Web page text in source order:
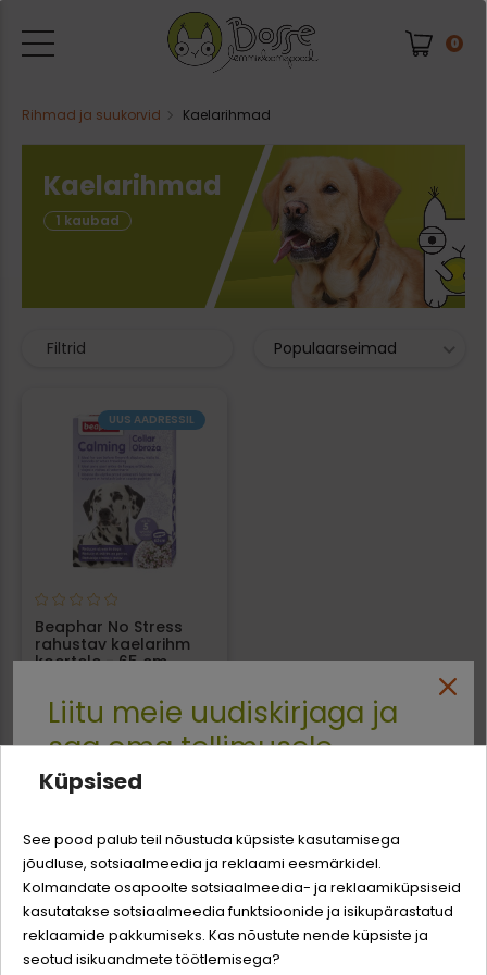
0
Rihmad ja suukorvid Kaelarihmad
Kaelarihmad
1 kaubad
Filtrid Populaarseimad
UUS AADRESSIL
Beaphar No Stress
rahustav kaelarihm
koertele - 65 cm
Logi sisse
Registreeru
Liitu meie uudiskirjaga ja
saa oma tellimusele
-3% soodustust
Sina ja su perekonna parim sõber väärite veel
odavamat hinda!
Küpsised
See pood palub teil nõustuda küpsiste kasutamisega
jõudluse, sotsiaalmeedia ja reklaami eesmärkidel.
Kolmandate osapoolte sotsiaalmeedia- ja reklaamiküpsiseid
kasutatakse sotsiaalmeedia funktsioonide ja isikupärastatud
reklaamide pakkumiseks. Kas nõustute nende küpsiste ja
seotud isikuandmete töötlemisega?